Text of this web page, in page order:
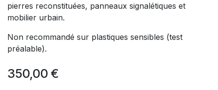
pierres reconstituées, panneaux signalétiques et
mobilier urbain.
Non recommandé sur plastiques sensibles (test
préalable).
350,00 €